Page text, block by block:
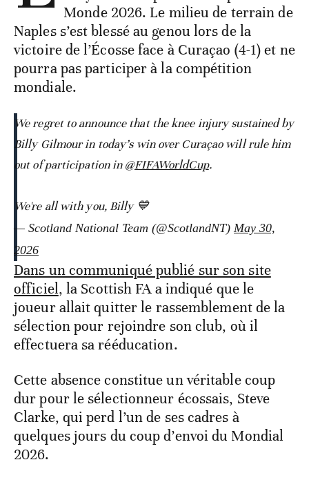
Monde 2026. Le milieu de terrain de
Naples s’est blessé au genou lors de la
victoire de l’Écosse face à Curaçao (4-1) et ne
pourra pas participer à la compétition
mondiale.
We regret to announce that the knee injury sustained by
Billy Gilmour in today’s win over Curaçao will rule him
out of participation in@FIFAWorldCup.
We're all with you, Billy 💙
— Scotland National Team (@ScotlandNT) May 30,
2026
Dans un communiqué publié sur son site
officiel, la Scottish FA a indiqué que le
joueur allait quitter le rassemblement de la
sélection pour rejoindre son club, où il
effectuera sa rééducation.
Cette absence constitue un véritable coup
dur pour le sélectionneur écossais, Steve
Clarke, qui perd l’un de ses cadres à
quelques jours du coup d’envoi du Mondial
2026.